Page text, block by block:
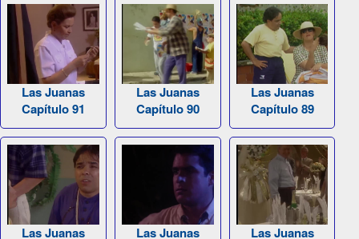
Las Juanas
Capítulo 91
Las Juanas
Capítulo 90
Las Juanas
Capítulo 89
Las Juanas
Las Juanas
Las Juanas